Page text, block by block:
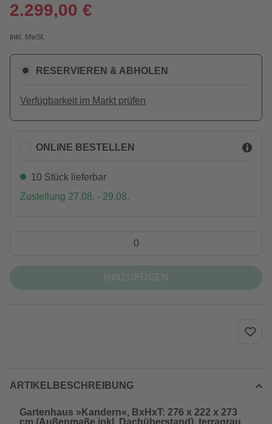
2.299,00 €
Inkl. MwSt.
RESERVIEREN & ABHOLEN
Verfügbarkeit im Markt prüfen
ONLINE BESTELLEN
10 Stück lieferbar
Zustellung 27.08. - 29.08.
ARTIKELBESCHREIBUNG
Gartenhaus »Kandern«, BxHxT: 276 x 222 x 273
cm (Außenmaße inkl. Dachüberstand), terragrau